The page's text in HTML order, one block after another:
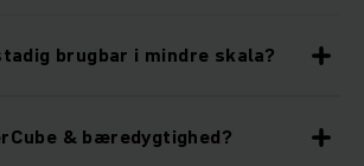
brugbar i mindre skala?
& bæredygtighed?